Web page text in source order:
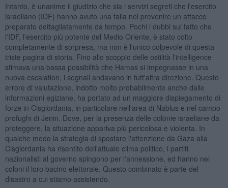
Intanto, è unanime il giudizio che sia i servizi segreti che l'esercito
israeliano (IDF) hanno avuto una falla nel prevenire un attacco
preparato dettagliatamente da tempo. Pochi i dubbi sul fatto che
l'IDF, l'esercito più potente del Medio Oriente, è stato colto
completamente di sorpresa, ma non è l'unico colpevole di questa
triste pagina di storia. Fino allo scoppio delle ostilità l'intelligence
stimava una bassa possibilità che Hamas si impegnasse in una
nuova escalation, i segnali andavano in tutt'altra direzione. Questo
errore di valutazione, indotto molto probabilmente anche dalle
informazioni egiziane, ha portato ad un maggiore dispiegamento di
forze in Cisgiordania, in particolare nell'area di Nablus e nel campo
profughi di Jenin. Dove, per la presenza delle colonie israeliane da
proteggere, la situazione appariva più pericolosa e violenta. In
qualche modo la strategia di spostare l'attenzione da Gaza alla
Cisgiordania ha risentito dell'attuale clima politico, i partiti
nazionalisti al governo spingono per l'annessione, ed hanno nei
coloni il loro bacino elettorale. Questo combinato è parte del
disastro a cui stiamo assistendo.